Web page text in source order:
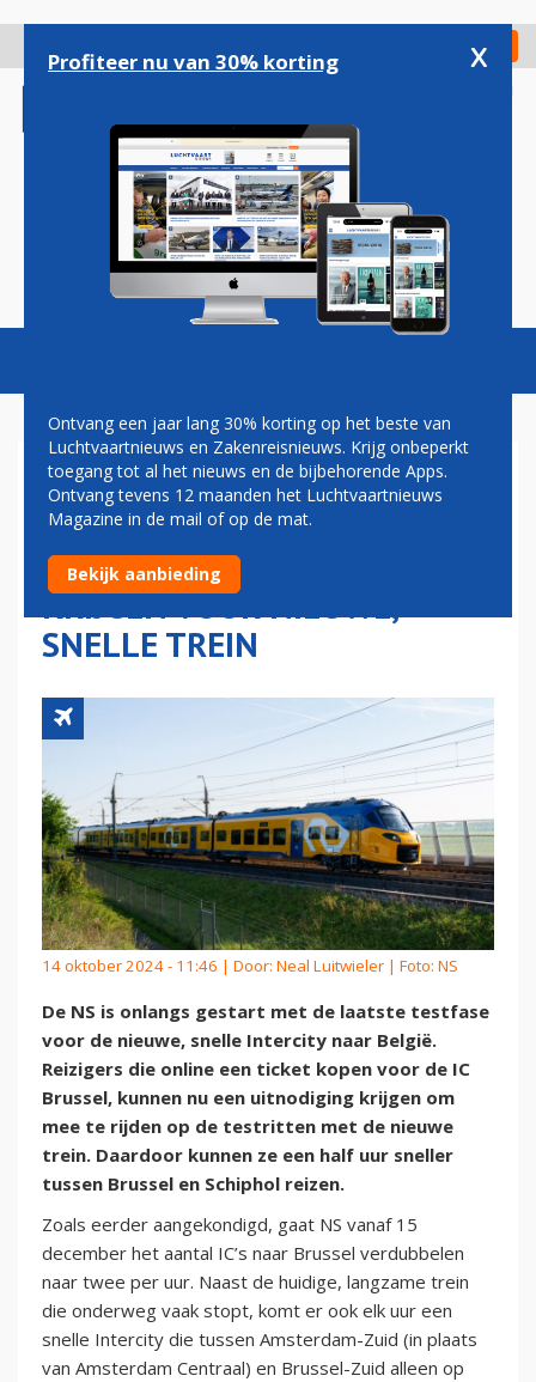
gaan
Check in
Magazine Podcasts Vacatures
TREINREIZIGERS TUSSEN
SCHIPHOL EN BELGIË
KUNNEN UITNODIGING
KRIJGEN VOOR NIEUWE,
SNELLE TREIN
14 oktober 2024 - 11:46 | Door: Neal Luitwieler | Foto: NS
De NS is onlangs gestart met de laatste testfase
voor de nieuwe, snelle Intercity naar België.
Reizigers die online een ticket kopen voor de IC
Brussel, kunnen nu een uitnodiging krijgen om
mee te rijden op de testritten met de nieuwe
trein. Daardoor kunnen ze een half uur sneller
tussen Brussel en Schiphol reizen.
Zoals eerder aangekondigd, gaat NS vanaf 15
december het aantal IC’s naar Brussel verdubbelen
naar twee per uur. Naast de huidige, langzame trein
die onderweg vaak stopt, komt er ook elk uur een
snelle Intercity die tussen Amsterdam-Zuid (in plaats
van Amsterdam Centraal) en Brussel-Zuid alleen op
Profiteer nu van 30% korting x
Ontvang een jaar lang 30% korting op het beste van
Luchtvaartnieuws en Zakenreisnieuws. Krijg onbeperkt
toegang tot al het nieuws en de bijbehorende Apps.
Ontvang tevens 12 maanden het Luchtvaartnieuws
Magazine in de mail of op de mat.
Bekijk aanbieding